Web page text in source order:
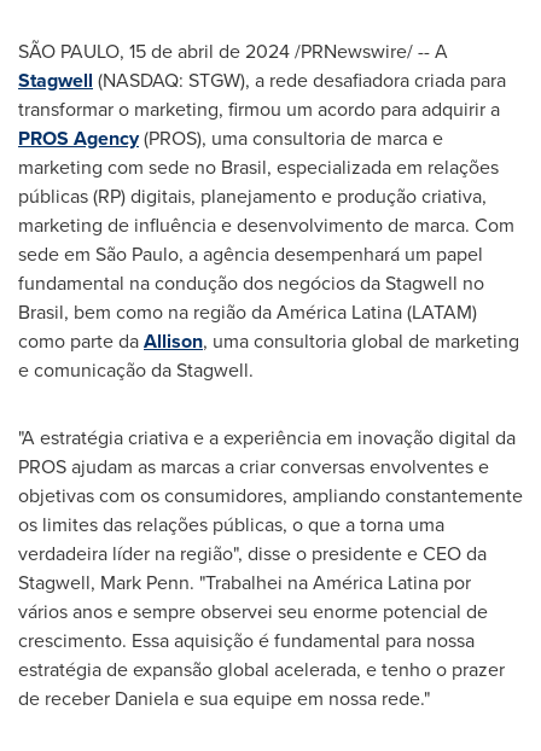
SÃO PAULO, 15 de abril de 2024/PRNewswire/ -- A
Stagwell (NASDAQ: STGW), a rede desafiadora criada para
transformar o marketing, firmou um acordo para adquirir a
PROS Agency(PROS), uma consultoria de marca e
marketing com sede no Brasil, especializada em relações
públicas (RP) digitais, planejamento e produção criativa,
marketing de influência e desenvolvimento de marca. Com
sede em São Paulo, a agência desempenhará um papel
fundamental na condução dos negócios da Stagwell no
Brasil, bem como na região da América Latina (LATAM)
como parte daAllison, uma consultoria global de marketing
e comunicação da Stagwell.
"A estratégia criativa e a experiência em inovação digital da
PROS ajudam as marcas a criar conversas envolventes e
objetivas com os consumidores, ampliando constantemente
os limites das relações públicas, o que a torna uma
verdadeira líder na região", disse o presidente e CEO da
Stagwell, Mark Penn. "Trabalhei na América Latina por
vários anos e sempre observei seu enorme potencial de
crescimento. Essa aquisição é fundamental para nossa
estratégia de expansão global acelerada, e tenho o prazer
de receber Daniela e sua equipe em nossa rede."